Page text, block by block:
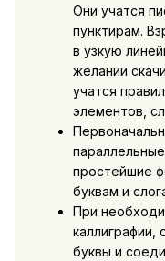
Они учатся
пунктирам.
в узкую
желании
учатся
элементов,
простейшие
буквам и
При
каллиграфии,
буквы и